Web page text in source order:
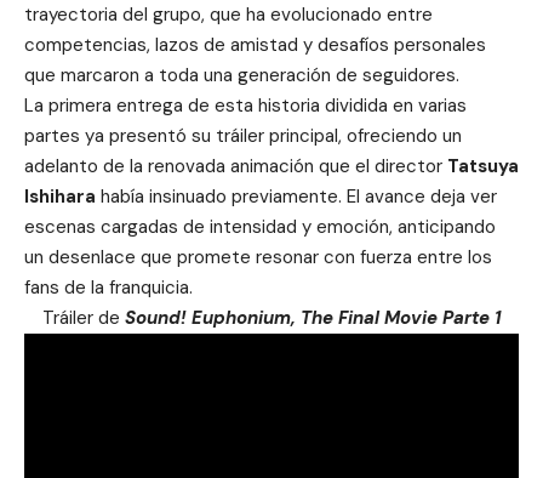
trayectoria del grupo, que ha evolucionado entre
competencias, lazos de amistad y desafíos personales
que marcaron a toda una generación de seguidores.
La primera entrega de esta historia dividida en varias
partes ya presentó su tráiler principal, ofreciendo un
adelanto de la renovada animación que el director Tatsuya
Ishihara había insinuado previamente. El avance deja ver
escenas cargadas de intensidad y emoción, anticipando
un desenlace que promete resonar con fuerza entre los
fans de la franquicia.
Tráiler de Sound! Euphonium, The Final Movie Parte 1